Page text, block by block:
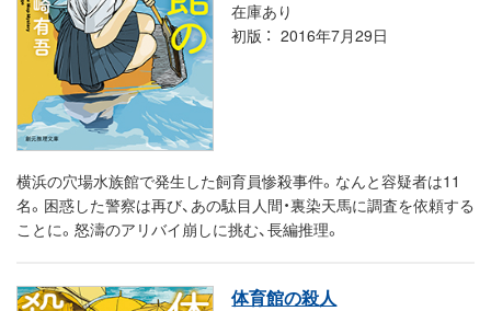
在庫あり
初版
2016年7月29日
横浜の穴場水族館で発生した飼育員惨殺事件。なんと容疑者は11
名。困惑した警察は再び、あの駄目人間・裏染天馬に調査を依頼する
ことに。怒濤のアリバイ崩しに挑む、長編推理。
体育館の殺人